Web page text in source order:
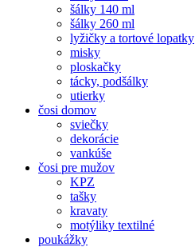
šálky 140 ml
šálky 260 ml
lyžičky a tortové lopatky
misky
ploskačky
tácky, podšálky
utierky
čosi domov
sviečky
dekorácie
vankúše
čosi pre mužov
KPZ
tašky
kravaty
motýliky textilné
poukážky